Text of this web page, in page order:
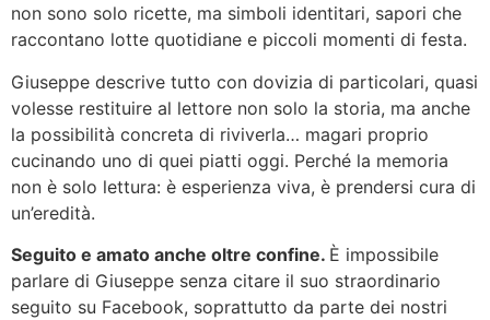
non sono solo ricette, ma simboli identitari, sapori che
raccontano lotte quotidiane e piccoli momenti di festa.
Giuseppe descrive tutto con dovizia di particolari, quasi
volesse restituire al lettore non solo la storia, ma anche
la possibilità concreta di riviverla… magari proprio
cucinando uno di quei piatti oggi. Perché la memoria
non è solo lettura: è esperienza viva, è prendersi cura di
un’eredità.
Seguito e amato anche oltre confine. È impossibile
parlare di Giuseppe senza citare il suo straordinario
seguito su Facebook, soprattutto da parte dei nostri